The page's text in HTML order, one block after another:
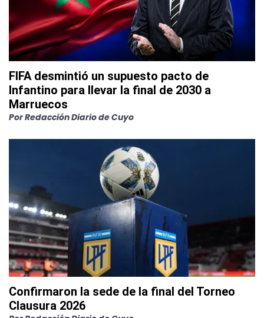
FIFA desmintió un supuesto pacto de
Infantino para llevar la final de 2030 a
Marruecos
PorRedacción Diario de Cuyo
Confirmaron la sede de la final del Torneo
Clausura 2026